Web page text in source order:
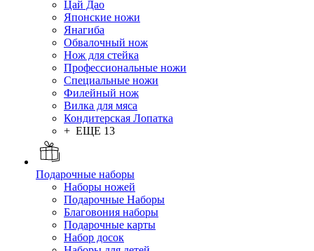
Цай Дао
Японские ножи
Янагиба
Обвалочный нож
Нож для стейка
Профессиональные ножи
Специальные ножи
Филейный нож
Вилка для мяса
Кондитерская Лопатка
+ ЕЩЕ 13
Подарочные наборы
Наборы ножей
Подарочные Наборы
Благовония наборы
Подарочные карты
Набор досок